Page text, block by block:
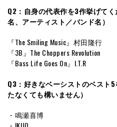
Q2：自身の代表作を3作挙げて
名、アーティスト／バンド名）
『The Smiling Music』村田隆行
『3B』The Choppers Revolution
『Bass Life Goes On』I.T.R
Q3：好きなベーシストのベスト
たなくても構いません）
・鳴瀬喜博